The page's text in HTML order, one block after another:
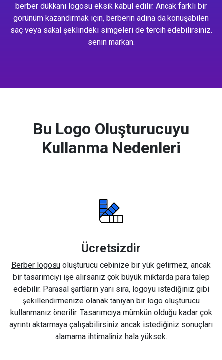
berber dükkanı logosu eksik kabul edilir. Ancak farklı bir
görünüm kazandırmak için, berberin adına da konuşabilen
saç veya sakal şeklindeki simgeleri de tercih edebilirsiniz.
senin markan.
Bu Logo Oluşturucuyu
Kullanma Nedenleri
Ücretsizdir
Berber logosu oluşturucu cebinize bir yük getirmez, ancak
bir tasarımcıyı işe alırsanız çok büyük miktarda para talep
edebilir. Parasal şartların yanı sıra, logoyu istediğiniz gibi
şekillendirmenize olanak tanıyan bir logo oluşturucu
kullanmanız önerilir. Tasarımcıya mümkün olduğu kadar çok
ayrıntı aktarmaya çalışabilirsiniz ancak istediğiniz sonuçları
alamama ihtimaliniz hala yüksek.